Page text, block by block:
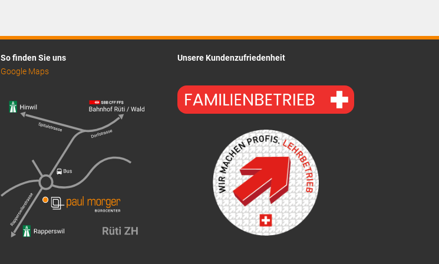
So finden Sie uns
Google Maps
Unsere Kundenzufriedenheit